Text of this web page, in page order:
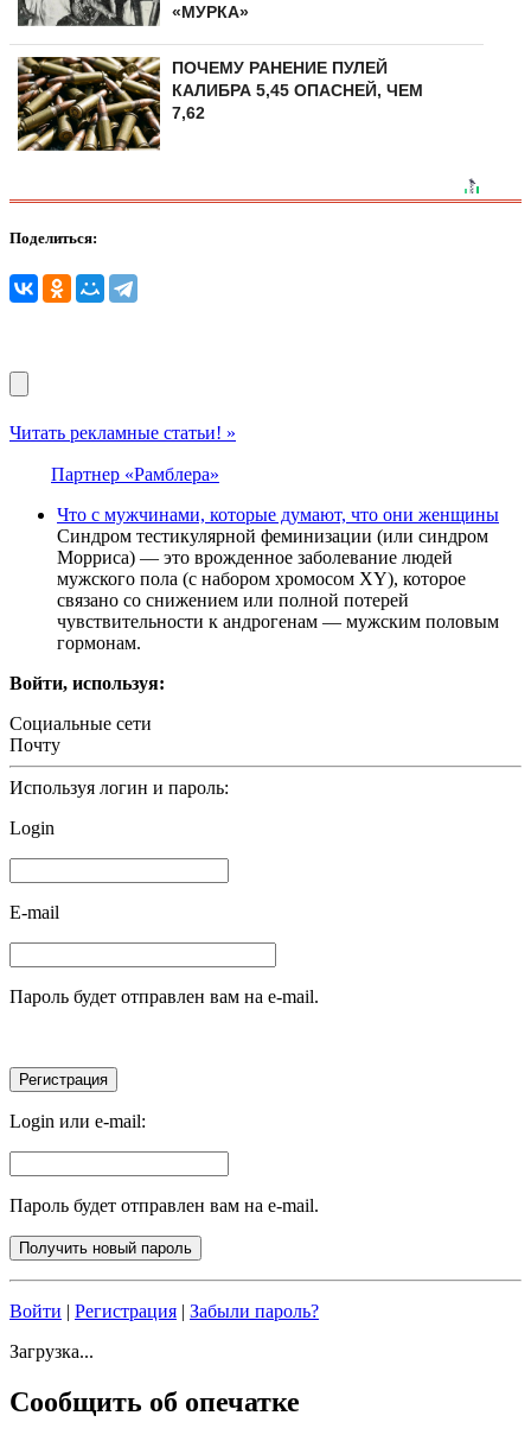
«МУРКА»
ПОЧЕМУ РАНЕНИЕ ПУЛЕЙ
КАЛИБРА 5,45 ОПАСНЕЙ, ЧЕМ
7,62
Поделиться:
Читать рекламные статьи! »
Партнер «Рамблера»
Что с мужчинами, которые думают, что они женщины
Синдром тестикулярной феминизации (или синдром
Морриса) — это врожденное заболевание людей
мужского пола (с набором хромосом XY), которое
связано со снижением или полной потерей
чувствительности к андрогенам — мужским половым
гормонам.
Войти, используя:
Социальные сети
Почту
Используя логин и пароль:
Login
E-mail
Пароль будет отправлен вам на e-mail.
Login или e-mail:
Пароль будет отправлен вам на e-mail.
Войти | Регистрация | Забыли пароль?
Загрузка...
Сообщить об опечатке